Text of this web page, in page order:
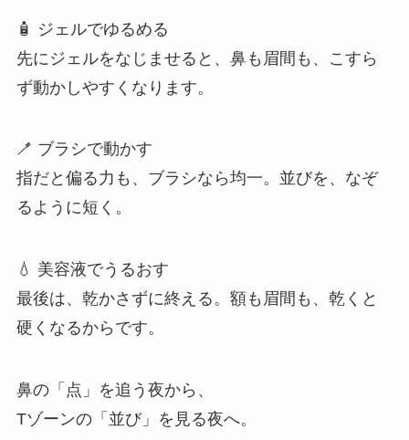
🧴 ジェルでゆるめる
先にジェルをなじませると、鼻も眉間も、こすら
ず動かしやすくなります。
🪥 ブラシで動かす
指だと偏る力も、ブラシなら均一。並びを、なぞ
るように短く。
💧 美容液でうるおす
最後は、乾かさずに終える。額も眉間も、乾くと
硬くなるからです。
鼻の「点」を追う夜から、
Tゾーンの「並び」を見る夜へ。